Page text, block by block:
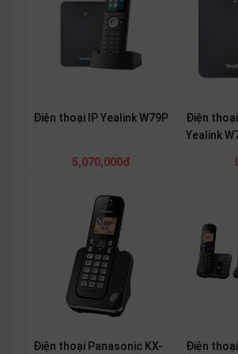
Điện thoại IP Yealink W79P
5,070,000đ
Điện
Yealink
Điện thoại Panasonic KX- Điện